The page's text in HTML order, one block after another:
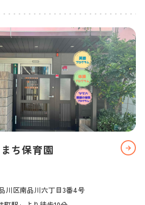
ち保育園
川区南品川六丁目3番4号